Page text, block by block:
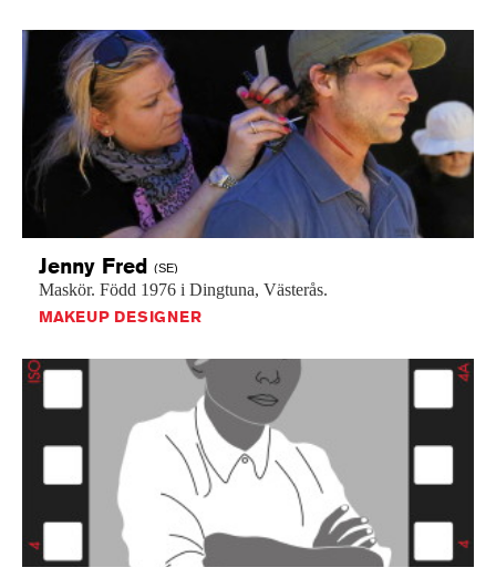
Jenny Fred (SE)
Maskör. Född 1976 i Dingtuna, Västerås.
MAKEUP DESIGNER